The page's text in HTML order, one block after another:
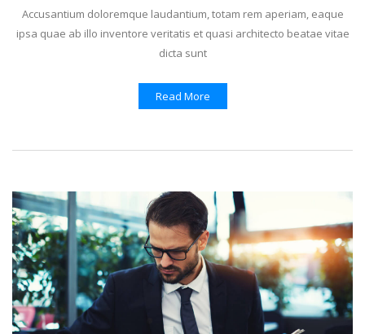
Accusantium doloremque laudantium, totam rem aperiam, eaque
ipsa quae ab illo inventore veritatis et quasi architecto beatae vitae
dicta sunt
Read More